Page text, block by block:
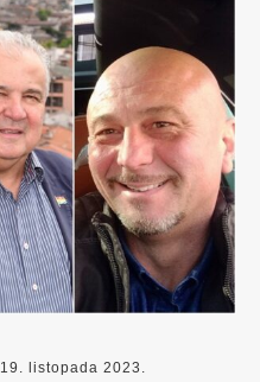
19. listopada 2023.